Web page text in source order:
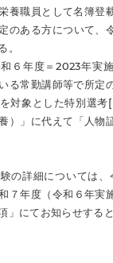
養職員として名簿登
のある方について、
。
６年度＝2023年実
る常勤講師等で所定
対象とした特別選
）」に代えて「人物
の詳細については
７年度（令和６年実
」にてお知らせすると